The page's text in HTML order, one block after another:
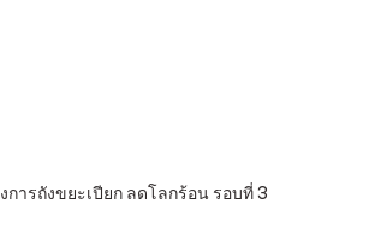
ารถังขยะเปียก ลดโลกร้อน รอบที่ 3